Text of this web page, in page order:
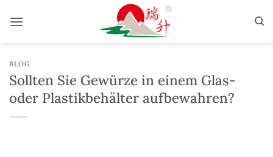
Inhalt
BLOG
Sollten Sie Gewürze in einem Glas-
oder Plastikbehälter aufbewahren?